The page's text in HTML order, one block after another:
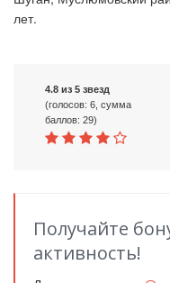
лет.
4.8 из 5 звезд
(голосов: 6, сумма
баллов: 29)
Получайте
активность!